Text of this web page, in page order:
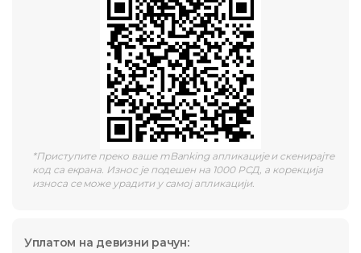
*Приступите преко ваше mBanking апликације и скенирајте
код са екрана. Износ је подешен на 1000 РСД, а корекција
износа се може урадити у самој апликацији.
Уплатом на девизни рачун: